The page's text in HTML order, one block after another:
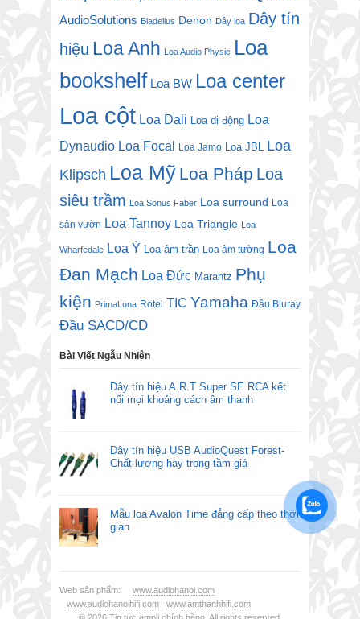
AudioSolutions Bladelius Denon Dây loa Dây tín
hiệu Loa Anh Loa Audio Physic Loa
bookshelf Loa BW Loa center
Loa cột Loa Dali Loa di động Loa
Dynaudio Loa Focal Loa Jamo Loa JBL
Loa
Klipsch Loa Mỹ Loa Pháp Loa
siêu trầm Loa Sonus Faber Loa surround Loa
sân vườn Loa Tannoy Loa Triangle Loa
Wharfedale Loa Ý Loa âm trần Loa âm tường Loa
Đan Mạch Loa Đức Marantz Phụ
kiện PrimaLuna Rotel TIC Yamaha Đầu Bluray
Đầu SACD/CD
Bài Viết Ngẫu Nhiên
Dây tín hiệu A.R.T Super SE RCA kết
nối mọi khoảng cách âm thanh
Dây tín hiệu USB AudioQuest Forest-
Chất lượng hay trong tầm giá
Mẫu loa Avalon Time đẳng cấp theo thời
gian
Web sản phẩm: www.audiohanoi.com
www.audiohanoihifi.com
www.amthanhhifi.com